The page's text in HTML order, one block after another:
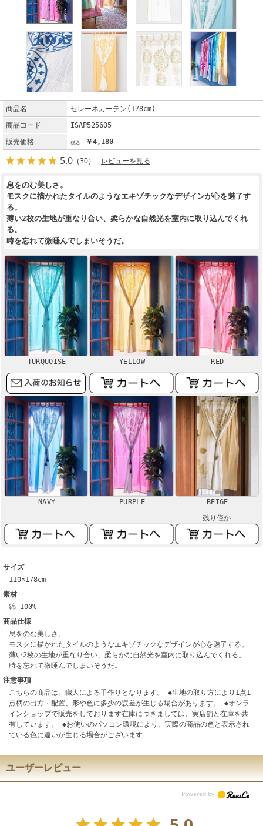
商品名
セレーネカーテン(178cm)
商品コード
ISAP525605
販売価格
￥4,180
5.0 （30） レビューを見る
息をのむ美しさ。
モスクに描かれたタイルのようなエキゾチックなデザインが心を魅了す
る。
薄い2枚の生地が重なり合い、柔らかな自然光を室内に取り込んでくれ
る。
時を忘れて微睡んでしまいそうだ。
TURQUOISE YELLOW RED
NAVY PURPLE
BEIGE
残り僅か
サイズ
110×178cm
素材
綿 100%
商品仕様
息をのむ美しさ。
モスクに描かれたタイルのようなエキゾチックなデザインが心を魅了する。
薄い2枚の生地が重なり合い、柔らかな自然光を室内に取り込んでくれる。
時を忘れて微睡んでしまいそうだ。
注意事項
こちらの商品は、職人による手作りとなります。 ◆生地の取り方により1点1
点柄の出方・配置、形や色に多少の誤差が生じる場合があります。 ◆オンラ
インショップで販売をしております在庫につきましては、実店舗と在庫を共
有しています。 ◆お使いのパソコン環境により、実際の商品の色と表示され
ている色に違いが生じる場合がございます
ユーザーレビュー